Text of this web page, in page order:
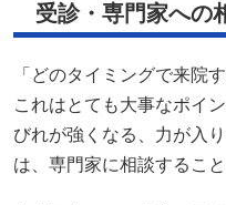
受診・専門家への
「どのタイミングで来院
これはとても大事なポイ
びれが強くなる、力が入
は、専門家に相談するこ